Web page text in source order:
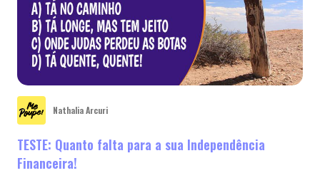
Nathalia Arcuri
TESTE: Quanto falta para a sua Independência
Financeira!